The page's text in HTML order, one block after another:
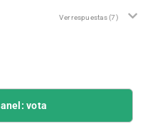
Ver respuestas(7)
vota